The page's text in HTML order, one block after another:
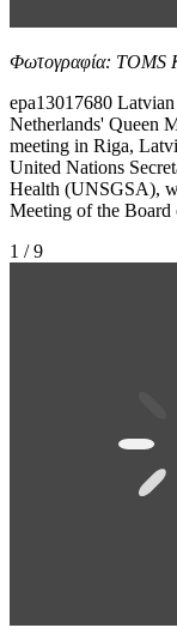
Φωτογραφία: TOMS
epa13017680
Netherlands' Queen
meeting in Riga,
United Nations
Health (UNSGSA),
Meeting of the Board
1 / 9